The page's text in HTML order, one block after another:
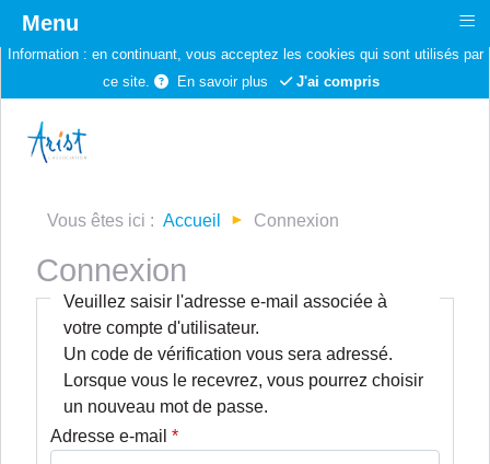
Information : en continuant, vous acceptez les cookies qui sont utilisés par
ce site.
En savoir plus J'ai compris
Vous êtes ici : Accueil Connexion
Connexion
Veuillez saisir l'adresse e-mail associée à
votre compte d'utilisateur.
Un code de vérification vous sera adressé.
Lorsque vous le recevrez, vous pourrez choisir
un nouveau mot de passe.
Adresse e-mail *
Menu ≡